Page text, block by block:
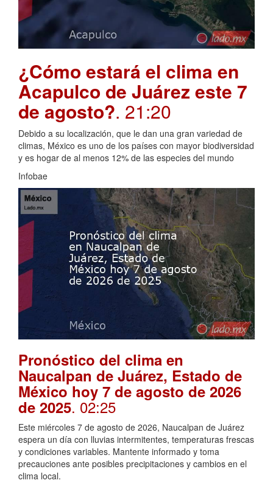
¿Cómo estará el clima en
Acapulco de Juárez este 7
de agosto?. 21:20
Debido a su localización, que le dan una gran variedad de
climas, México es uno de los países con mayor biodiversidad
y es hogar de al menos 12% de las especies del mundo
Infobae
Pronóstico del clima en
Naucalpan de Juárez, Estado de
México hoy 7 de agosto de 2026
de 2025. 02:25
Este miércoles 7 de agosto de 2026, Naucalpan de Juárez
espera un día con lluvias intermitentes, temperaturas frescas
y condiciones variables. Mantente informado y toma
precauciones ante posibles precipitaciones y cambios en el
clima local.